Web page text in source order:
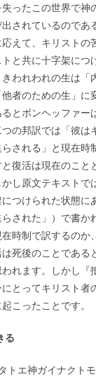
ったこの世界で神
されているのであ
えて、キリストの
と共に十字架につ
われわれの生は「
者のための生」に
とボンヘッファー
の邦訳では「彼は
される」と現在時
復活は現在のこと
し原文テキストで
つけられた状態に
された」）で書か
時制で訳するのか
死後のことである
れます。しかし『
とってキリスト者
こったことです。
る
トエ神ガイナクト